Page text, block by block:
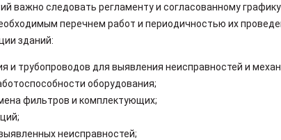
важно следовать регламенту и согласованному
перечнем работ и периодичностью их
зданий:
и трубопроводов для выявления неисправностей и
оборудования;
фильтров и комплектующих;
неисправностей;